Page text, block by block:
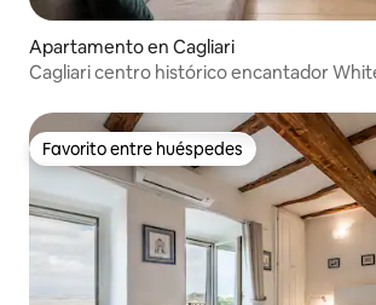
Apartamento en Cagliari
Cagliari centro histórico encantador
Favorito entre huéspedes
Favorito entre huéspedes